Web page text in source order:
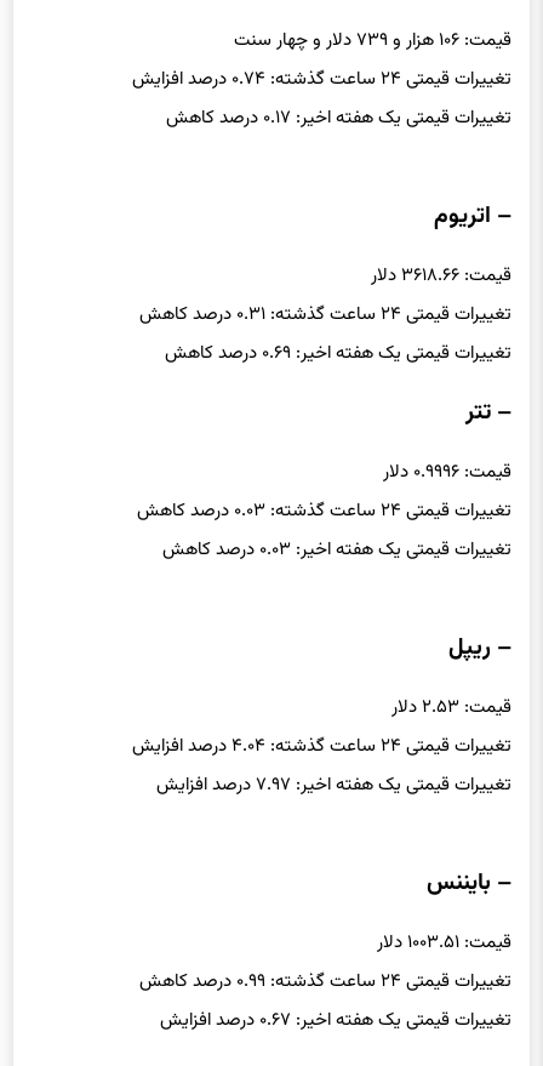
قیمت: ۱۰۶ هزار و ۷۳۹ دلار و چهار سنت
تغییرات قیمتی ۲۴ ساعت گذشته: ۰.۷۴ درصد افزایش
تغییرات قیمتی یک هفته اخیر: ۰.۱۷ درصد کاهش
– اتریوم
قیمت: ۳۶۱۸.۶۶ دلار
تغییرات قیمتی ۲۴ ساعت گذشته: ۰.۳۱ درصد کاهش
تغییرات قیمتی یک هفته اخیر: ۰.۶۹ درصد کاهش
– تتر
قیمت: ۰.۹۹۹۶ دلار
تغییرات قیمتی ۲۴ ساعت گذشته: ۰.۰۳ درصد کاهش
تغییرات قیمتی یک هفته اخیر: ۰.۰۳ درصد کاهش
– ریپل
قیمت: ۲.۵۳ دلار
تغییرات قیمتی ۲۴ ساعت گذشته: ۴.۰۴ درصد افزایش
تغییرات قیمتی یک هفته اخیر: ۷.۹۷ درصد افزایش
– بایننس
قیمت: ۱۰۰۳.۵۱ دلار
تغییرات قیمتی ۲۴ ساعت گذشته: ۰.۹۹ درصد کاهش
تغییرات قیمتی یک هفته اخیر: ۰.۶۷ درصد افزایش